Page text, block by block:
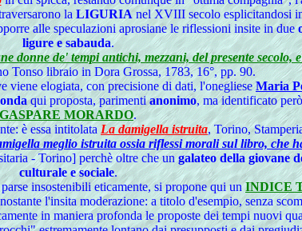
la LIGURIAnel XVIII secolo esplicitandosi
alle speculazioni aprosiane le riflessioni insite in due
ligure e sabauda.
donne de' tempi antichi, mezzani, del presente secolo,
Tonso libraio in Dora Grossa, 1783, 16°, pp. 90.
viene elogiata, con precisione di dati, l'oneglieseMaria
qui proposta, parimentianonimo, ma identificato
GASPARE MORARDO.
è essa intitolata La damigella istruita, Torino,
meglio istruita ossia riflessi morali sul libro, che
- Torino] perchè oltre che ungalateo della giovane
culturale e sociale.
insostenibili eticamente, si propone qui unINDICE
l'insita moderazione: a titolo d'esempio, senza
in maniera profonda le proposte dei tempi nuovi